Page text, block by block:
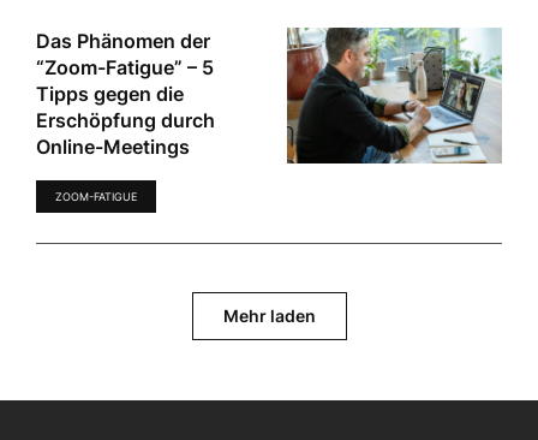
Das Phänomen der
“Zoom-Fatigue” – 5
Tipps gegen die
Erschöpfung durch
Online-Meetings
ZOOM-FATIGUE
Mehr laden